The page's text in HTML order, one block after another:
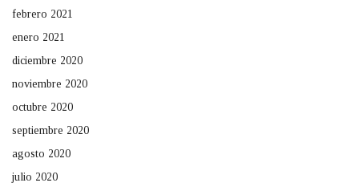
febrero 2021
enero 2021
diciembre 2020
noviembre 2020
octubre 2020
septiembre 2020
agosto 2020
julio 2020